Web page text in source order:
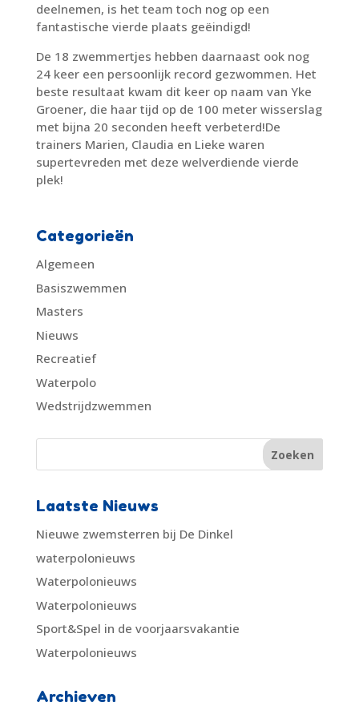
deelnemen, is het team toch nog op een
fantastische vierde plaats geëindigd!
De 18 zwemmertjes hebben daarnaast ook nog
24 keer een persoonlijk record gezwommen. Het
beste resultaat kwam dit keer op naam van Yke
Groener, die haar tijd op de 100 meter wisserslag
met bijna 20 seconden heeft verbeterd!De
trainers Marien, Claudia en Lieke waren
supertevreden met deze welverdiende vierde
plek!
Categorieën
Algemeen
Basiszwemmen
Masters
Nieuws
Recreatief
Waterpolo
Wedstrijdzwemmen
Laatste Nieuws
Nieuwe zwemsterren bij De Dinkel
waterpolonieuws
Waterpolonieuws
Waterpolonieuws
Sport&Spel in de voorjaarsvakantie
Waterpolonieuws
Archieven